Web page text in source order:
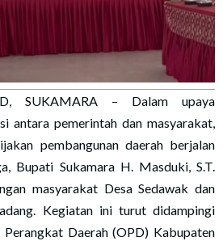
SUKAMARA – Dalam upaya
antara pemerintah dan masyarakat,
pembangunan daerah berjalan
Bupati Sukamara H. Masduki, S.T.
masyarakat Desa Sedawak dan
Kegiatan ini turut didampingi
Daerah (OPD) Kabupaten